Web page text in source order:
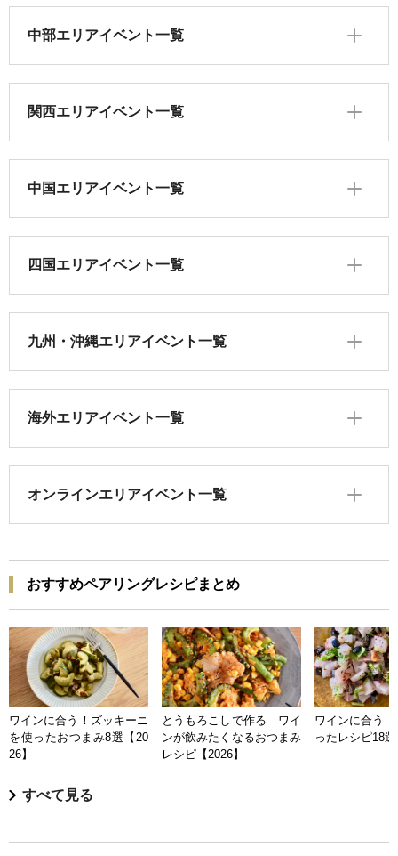
中部エリアイベント一覧
関西エリアイベント一覧
中国エリアイベント一覧
四国エリアイベント一覧
九州・沖縄エリアイベント一覧
海外エリアイベント一覧
オンラインエリアイベント一覧
おすすめペアリングレシピまとめ
ワインに合う！ズッキーニ
を使ったおつまみ8選【20
26】
とうもろこしで作る ワイ
ンが飲みたくなるおつまみ
レシピ【2026】
ワインに合う
ったレシピ18
すべて見る